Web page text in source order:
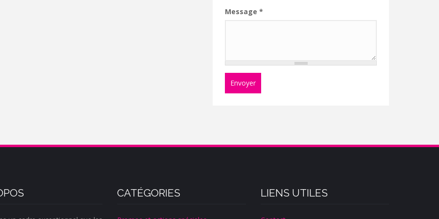
Message *
Envoyer
CATÉGORIES LIENS UTILES